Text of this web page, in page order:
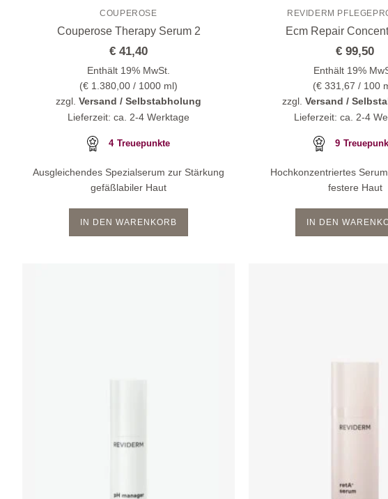
COUPEROSE
Couperose Therapy Serum 2
€ 41,40
Enthält 19% MwSt.
(€ 1.380,00/ 1000 ml)
zzgl. Versand / Selbstabholung
Lieferzeit: ca. 2-4 Werktage
4 Treuepunkte
Ausgleichendes Spezialserum zur Stärkung
gefäßlabiler Haut
IN DEN WARENKORB
REVIDERM
Ecm Repair
€ 99,50
Enthält 19%
(€ 331,67 / 100
zzgl. Versand /
Lieferzeit: ca. 2-4
9
Hochkonzentriertes
festere Haut
IN DEN